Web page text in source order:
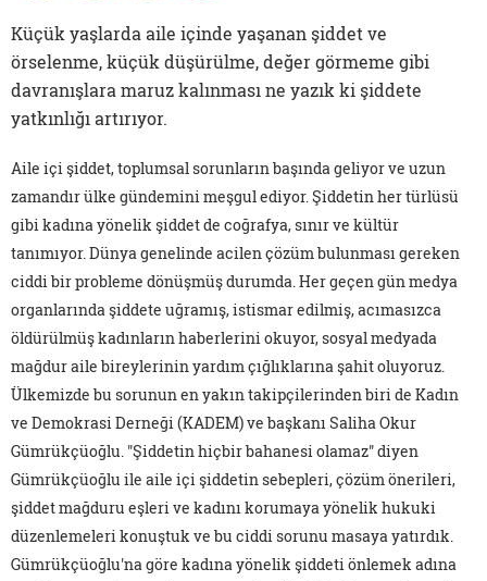
Küçük yaşlarda aile içinde yaşanan şiddet ve
örselenme, küçük düşürülme, değer görmeme gibi
davranışlara maruz kalınması ne yazık ki şiddete
yatkınlığı artırıyor.
Aile içi şiddet, toplumsal sorunların başında geliyor ve uzun
zamandır ülke gündemini meşgul ediyor. Şiddetin her türlüsü
gibi kadına yönelik şiddet de coğrafya, sınır ve kültür
tanımıyor. Dünya genelinde acilen çözüm bulunması gereken
ciddi bir probleme dönüşmüş durumda. Her geçen gün medya
organlarında şiddete uğramış, istismar edilmiş, acımasızca
öldürülmüş kadınların haberlerini okuyor, sosyal medyada
mağdur aile bireylerinin yardım çığlıklarına şahit oluyoruz.
Ülkemizde bu sorunun en yakın takipçilerinden biri de Kadın
ve Demokrasi Derneği (KADEM) ve başkanı Saliha Okur
Gümrükçüoğlu. "Şiddetin hiçbir bahanesi olamaz" diyen
Gümrükçüoğlu ile aile içi şiddetin sebepleri, çözüm önerileri,
şiddet mağduru eşleri ve kadını korumaya yönelik hukuki
düzenlemeleri konuştuk ve bu ciddi sorunu masaya yatırdık.
Gümrükçüoğlu'na göre kadına yönelik şiddeti önlemek adına